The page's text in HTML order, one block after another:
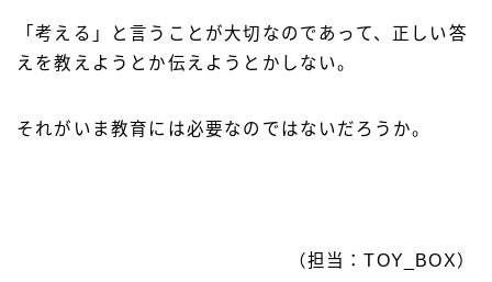
「考える」と言うことが大切なのであって、正しい答
えを教えようとか伝えようとかしない。
それがいま教育には必要なのではないだろうか。
（担当：TOY_BOX）